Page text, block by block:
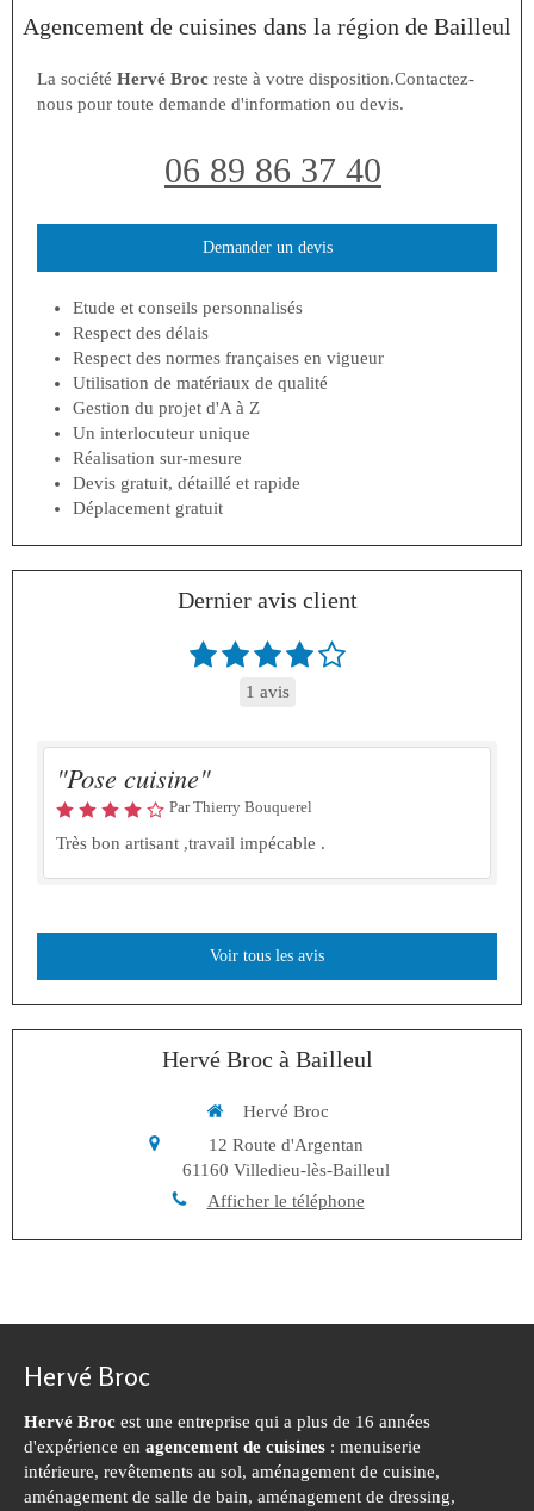
Agencement de cuisines dans la région de Bailleul
La société Hervé Broc reste à votre disposition.Contactez-
nous pour toute demande d'information ou devis.
06 89 86 37 40
Demander un devis
Etude et conseils personnalisés
Respect des délais
Respect des normes françaises en vigueur
Utilisation de matériaux de qualité
Gestion du projet d'A à Z
Un interlocuteur unique
Réalisation sur-mesure
Devis gratuit, détaillé et rapide
Déplacement gratuit
Dernier avis client
1 avis
"Pose cuisine"
Par Thierry Bouquerel
Très bon artisant ,travail impécable .
Voir tous les avis
Hervé Broc à Bailleul
Hervé Broc
12 Route d'Argentan
61160 Villedieu-lès-Bailleul
Afficher le téléphone
Hervé Broc
Hervé Broc est une entreprise qui a plus de 16 années
d'expérience en agencement de cuisines : menuiserie
intérieure, revêtements au sol, aménagement de cuisine,
aménagement de salle de bain, aménagement de dressing,